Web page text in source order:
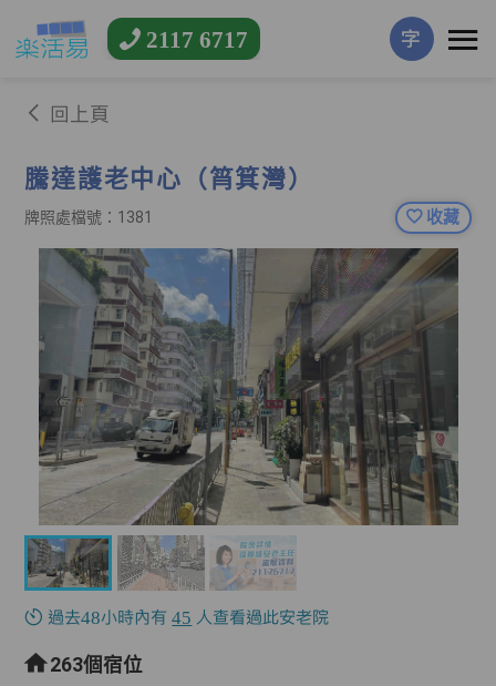
2117 6717 字
回上頁
騰達護老中心（筲箕灣）
牌照處檔號：1381 收藏
過去48小時內有45 人查看過此安老院
263個宿位